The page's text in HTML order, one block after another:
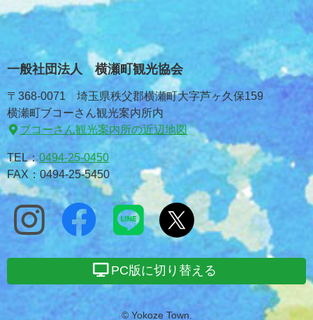
一般社団法人 横瀬町観光協会
〒368-0071 埼玉県秩父郡横瀬町大字芦ヶ久保159
横瀬町ブコーさん観光案内所内
ブコーさん観光案内所の近辺地図
TEL：0494-25-0450
FAX：0494-25-5450
PC版に切り替える
© Yokoze Town.